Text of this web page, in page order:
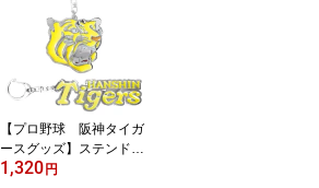
【プロ野球 阪神タイガ
ースグッズ】ステンドグ
ラス風キーホルダー
1,320円